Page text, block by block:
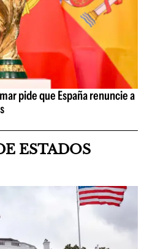
pide que España renuncie a
ESTADOS